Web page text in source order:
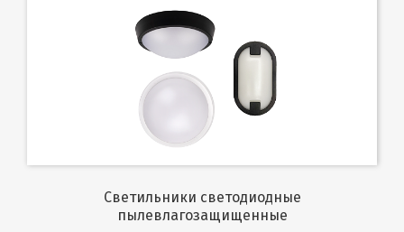
Светильники светодиодные
пылевлагозащищенные